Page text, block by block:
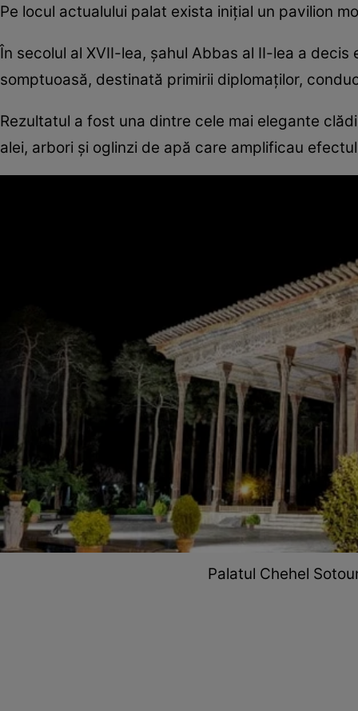
Pe locul actualului palat exista inițial un pavilion
În secolul al XVII-lea, șahul Abbas al II-lea a
somptuoasă, destinată primirii diplomaților,
Rezultatul a fost una dintre cele mai elegante
alei, arbori și oglinzi de apă care amplificau
Palatul Chehel